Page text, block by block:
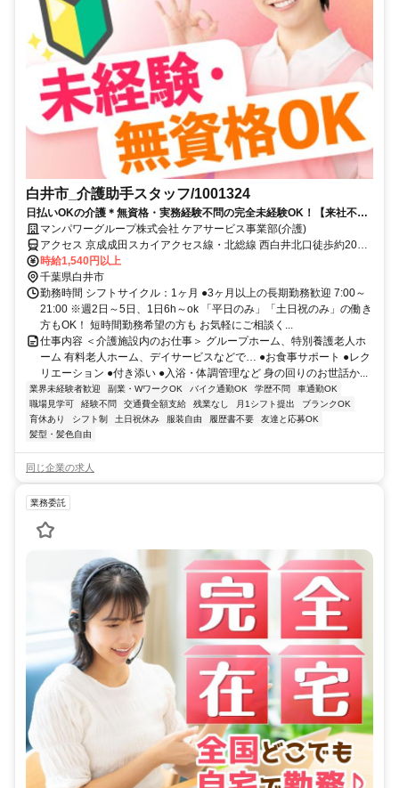
白井市_介護助手スタッフ/1001324
日払いOKの介護＊無資格・実務経験不問の完全未経験OK！【来社不
要！WEB・電話登録OK】
マンパワーグループ株式会社 ケアサービス事業部(介護)
アクセス 京成成田スカイアクセス線・北総線 西白井北口徒歩約20
分、京成成田スカイアクセス線・北総線 白井北口徒歩約38分、京成
成田スカイアクセス線・北総線 新鎌ヶ谷東口徒歩約47分 車・バイク
通勤OK（派遣先による）
時給1,540円以上
千葉県白井市
勤務時間 シフトサイクル：1ヶ月 ●3ヶ月以上の長期勤務歓迎 7:00～
21:00 ※週2日～5日、1日6h～ok 「平日のみ」「土日祝のみ」の働き
方もOK！ 短時間勤務希望の方も お気軽にご相談く...
仕事内容 ＜介護施設内のお仕事＞ グループホーム、特別養護老人ホ
ーム 有料老人ホーム、デイサービスなどで… ●お食事サポート ●レク
リエーション ●付き添い ●入浴・体調管理など 身の回りのお世話か...
業界未経験者歓迎 副業・WワークOK バイク通勤OK 学歴不問
車通勤OK
職場見学可
経験不問 交通費全額支給 残業なし 月1シフト提出
ブランクOK
育休あり
シフト制 土日祝休み 服装自由 履歴書不要
友達と応募OK
髪型・髪色自由
同じ企業の求人
業務委託